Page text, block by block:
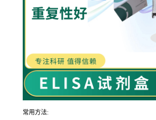
常用方法: